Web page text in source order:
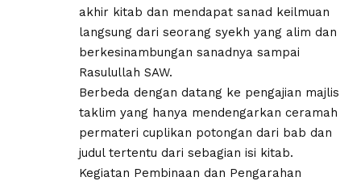
akhir kitab dan mendapat sanad keilmuan
langsung dari seorang syekh yang alim dan
berkesinambungan sanadnya sampai
Rasulullah SAW.
Berbeda dengan datang ke pengajian majlis
taklim yang hanya mendengarkan ceramah
permateri cuplikan potongan dari bab dan
judul tertentu dari sebagian isi kitab.
Kegiatan Pembinaan dan Pengarahan